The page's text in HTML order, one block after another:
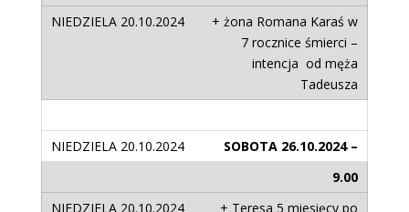
+ żona Romana Karaś w
7 rocznice śmierci –
intencja od męża
Tadeusza
SOBOTA 26.10.2024 –
9.00
+ Teresa 5 miesięcy po